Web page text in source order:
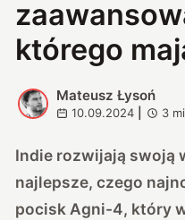
którego
M
Mateusz Łysoń
10.09.2024 3
Indie rozwijają swoją
najlepsze, czego
pocisk Agni-4, który